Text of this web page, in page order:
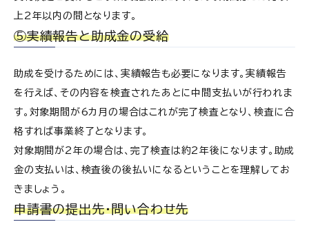
上2年以内の間となります。
⑤実績報告と助成金の受給
助成を受けるためには、実績報告も必要になります。実績報告
を行えば、その内容を検査されたあとに中間支払いが行われま
す。対象期間が6カ月の場合はこれが完了検査となり、検査に合
格すれば事業終了となります。
対象期間が2年の場合は、完了検査は約2年後になります。助成
金の支払いは、検査後の後払いになるということを理解してお
きましょう。
申請書の提出先・問い合わせ先